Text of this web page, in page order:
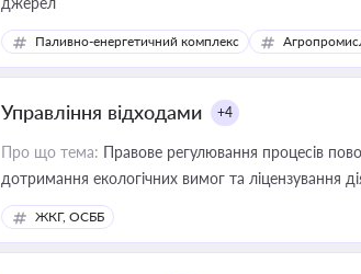
Паливно-енергетичний комплекс
Управління відходами +4
Про що тема: Правове регулювання процесів
дотримання екологічних вимог та ліцензування
ЖКГ, ОСББ